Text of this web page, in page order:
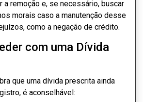
remoção e, se necessário, buscar
morais caso a manutenção desse
como a negação de crédito.
com uma Dívida
que uma dívida prescrita ainda
é aconselhável: